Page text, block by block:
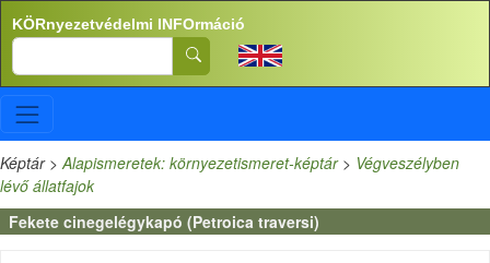
Ugrás a tartalomra
KÖRnyezetvédelmi INFOrmáció
Search
Képtár>Alapismeretek: környezetismeret-képtár> Végveszélyben
lévő állatfajok
Fekete cinegelégykapó (Petroica traversi)